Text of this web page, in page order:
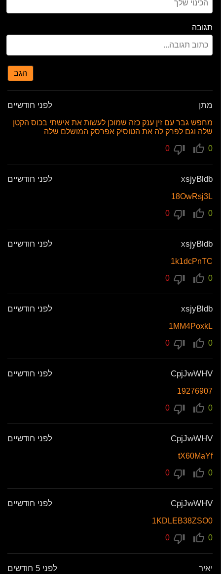
תגובה
הגב
מתן לפני חודשיים
מחפש גבר עם זין ענק כזה שמוכן לעשות את אישתי בכוס הקטן
שלה וגם לפרק לה את הטוסיק אפרסק המושלם שלה
0
xsjyBldb לפני חודשיים
18OwRsj3L
0
xsjyBldb לפני חודשיים
1k1dcPnTC
0
xsjyBldb לפני חודשיים
1MM4PoxkL
0
CpjJwWHV לפני חודשיים
19276907
0
CpjJwWHV לפני חודשיים
tX60MaYf
0
CpjJwWHV לפני חודשיים
1KDLEB38ZSO0
0
יאיר לפני 5 חודשים